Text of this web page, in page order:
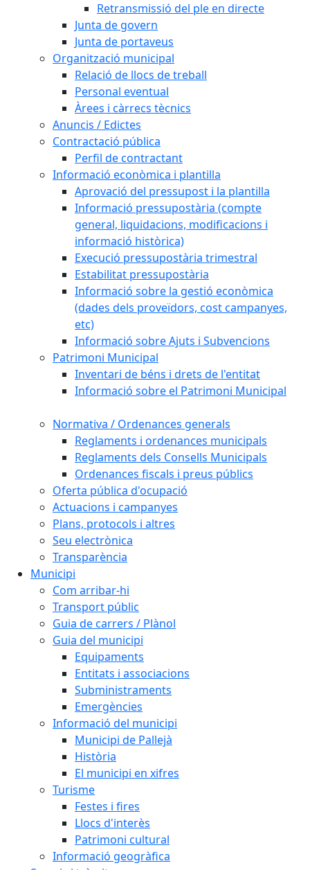
Retransmissió del ple en directe
Junta de govern
Junta de portaveus
Organització municipal
Relació de llocs de treball
Personal eventual
Àrees i càrrecs tècnics
Anuncis / Edictes
Contractació pública
Perfil de contractant
Informació econòmica i plantilla
Aprovació del pressupost i la plantilla
Informació pressupostària (compte
general, liquidacions, modificacions i
informació històrica)
Execució pressupostària trimestral
Estabilitat pressupostària
Informació sobre la gestió econòmica
(dades dels proveïdors, cost campanyes,
etc)
Informació sobre Ajuts i Subvencions
Patrimoni Municipal
Inventari de béns i drets de l'entitat
Informació sobre el Patrimoni Municipal
Normativa / Ordenances generals
Reglaments i ordenances municipals
Reglaments dels Consells Municipals
Ordenances fiscals i preus públics
Oferta pública d'ocupació
Actuacions i campanyes
Plans, protocols i altres
Seu electrònica
Transparència
Municipi
Com arribar-hi
Transport públic
Guia de carrers / Plànol
Guia del municipi
Equipaments
Entitats i associacions
Subministraments
Emergències
Informació del municipi
Municipi de Pallejà
Història
El municipi en xifres
Turisme
Festes i fires
Llocs d'interès
Patrimoni cultural
Informació geogràfica